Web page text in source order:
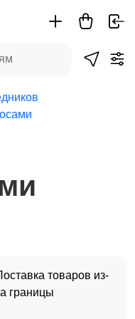
товаров из-
границы